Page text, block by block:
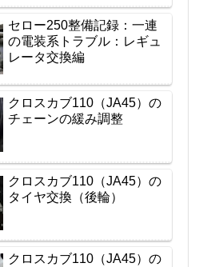
セロー250整備記録：一連
の電装系トラブル：レギュ
レータ交換編
クロスカブ110（JA45）の
チェーンの緩み調整
クロスカブ110（JA45）の
タイヤ交換（後輪）
クロスカブ110（JA45）の